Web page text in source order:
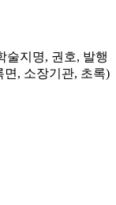
술지명, 권호, 발행
면, 소장기관, 초록)